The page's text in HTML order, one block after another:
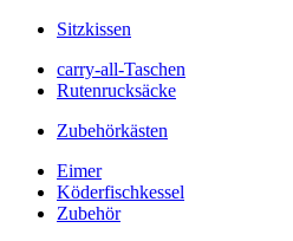
Sitzkissen
carry-all-Taschen
Rutenrucksäcke
Zubehörkästen
Eimer
Köderfischkessel
Zubehör